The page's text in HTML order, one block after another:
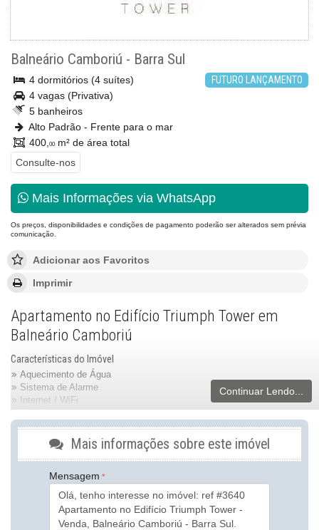
Balneário Camboriú - Barra Sul
FUTURO LANÇAMENTO
4 dormitórios (4 suítes)
4 vagas (Privativa)
5 banheiros
Alto Padrão - Frente para o mar
400, 00m² de área total
Consulte-nos
Mais Informações via WhatsApp
Os preços, disponibilidades e condições de pagamento poderão ser alterados sem prévia
comunicação.
Adicionar aos Favoritos
Imprimir
Apartamento no Edifício Triumph Tower em
Balneário Camboriú
Características do Imóvel
Aquecimento de Água
Sistema de Alarme
Internet / WiFi
Piso Porcelanato
Piso Vinílico
Infra para Ar Split
Andar Alto
Vista Livre
Vista Mar
Acabamento em Gesso
Fechadura Eletrônica
Vista Panorâmica
Continuar Lendo...
Mais informações sobre este imóvel
Mensagem